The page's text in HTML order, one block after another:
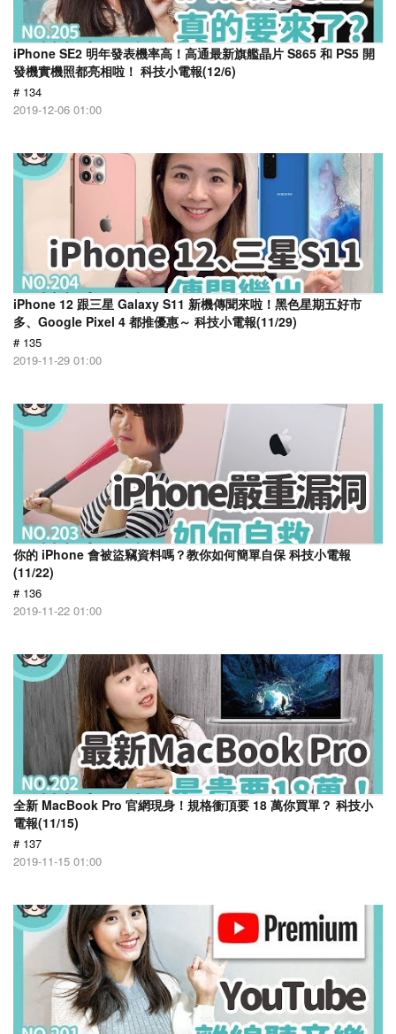
iPhone SE2 明年發表機率高！高通最新旗艦晶片 S865 和 PS5 開
發機實機照都亮相啦！ 科技小電報(12/6)
# 134
2019-12-06 01:00
iPhone 12 跟三星 Galaxy S11 新機傳聞來啦！黑色星期五好市
多、Google Pixel 4 都推優惠～ 科技小電報(11/29)
# 135
2019-11-29 01:00
你的 iPhone 會被盜竊資料嗎？教你如何簡單自保 科技小電報
(11/22)
# 136
2019-11-22 01:00
全新 MacBook Pro 官網現身！規格衝頂要 18 萬你買單？ 科技小
電報(11/15)
# 137
2019-11-15 01:00